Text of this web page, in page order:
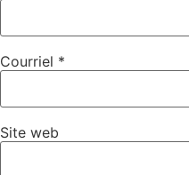
Courriel *
Site web